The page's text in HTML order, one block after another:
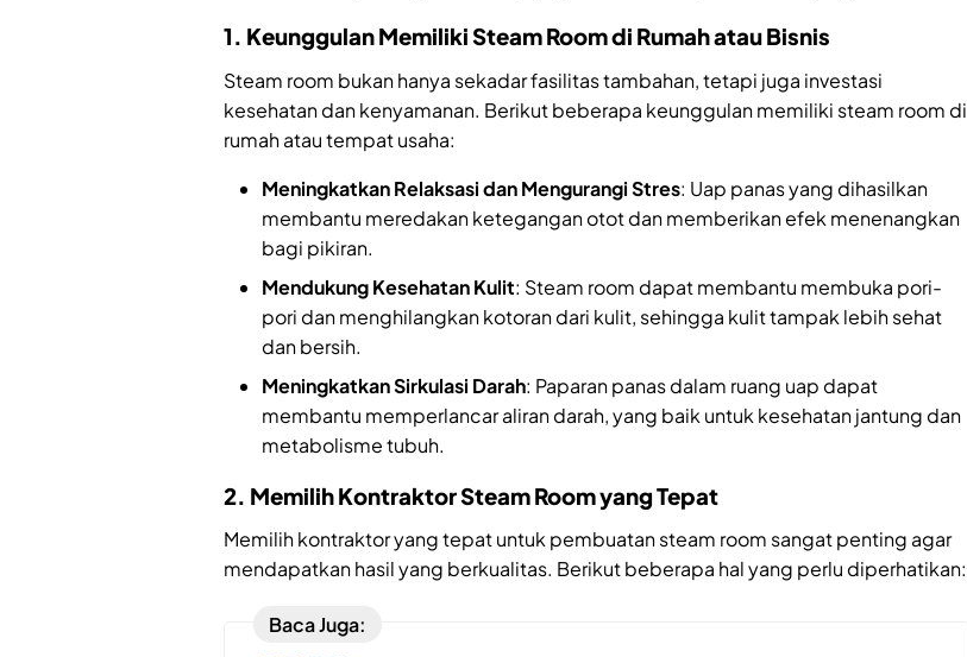
1. Keunggulan Memiliki Steam Room di Rumah atau Bisnis
Steam room bukan hanya sekadar fasilitas tambahan, tetapi juga investasi
kesehatan dan kenyamanan. Berikut beberapa keunggulan memiliki steam room di
rumah atau tempat usaha:
Meningkatkan Relaksasi dan Mengurangi Stres: Uap panas yang dihasilkan
membantu meredakan ketegangan otot dan memberikan efek menenangkan
bagi pikiran.
Mendukung Kesehatan Kulit: Steam room dapat membantu membuka pori-
pori dan menghilangkan kotoran dari kulit, sehingga kulit tampak lebih sehat
dan bersih.
Meningkatkan Sirkulasi Darah: Paparan panas dalam ruang uap dapat
membantu memperlancar aliran darah, yang baik untuk kesehatan jantung dan
metabolisme tubuh.
2. Memilih Kontraktor Steam Room yang Tepat
Memilih kontraktor yang tepat untuk pembuatan steam room sangat penting agar
mendapatkan hasil yang berkualitas. Berikut beberapa hal yang perlu diperhatikan:
Baca Juga: